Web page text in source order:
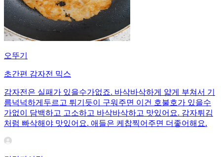
오뚜기
초간편 감자전 믹스
감자전은 실패가 있을수가없죠. 바삭바삭하게 얇게 부쳐서 기
름넉넉하게두르고 튀기듯이 구워주면 이건 호불호가 있을수
가없이 담백하고 고소하고 바삭바삭하고 맛있어요. 감자튀김
처럼 빠삭해야 맛있어요. 애들은 케찹찍어주면 더좋어해요.